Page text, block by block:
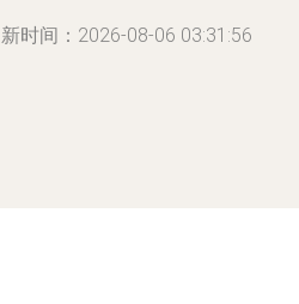
时间：2026-08-06 03:31:56